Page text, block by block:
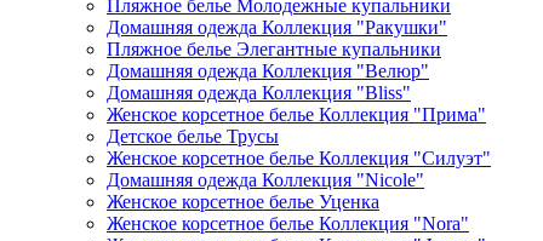
Пляжное белье Молодежные купальники
Домашняя одежда Коллекция "Ракушки"
Пляжное белье Элегантные купальники
Домашняя одежда Коллекция "Велюр"
Домашняя одежда Коллекция "Bliss"
Женское корсетное белье Коллекция "Прима"
Детское белье Трусы
Женское корсетное белье Коллекция "Силуэт"
Домашняя одежда Коллекция "Nicole"
Женское корсетное белье Уценка
Женское корсетное белье Коллекция "Nora"